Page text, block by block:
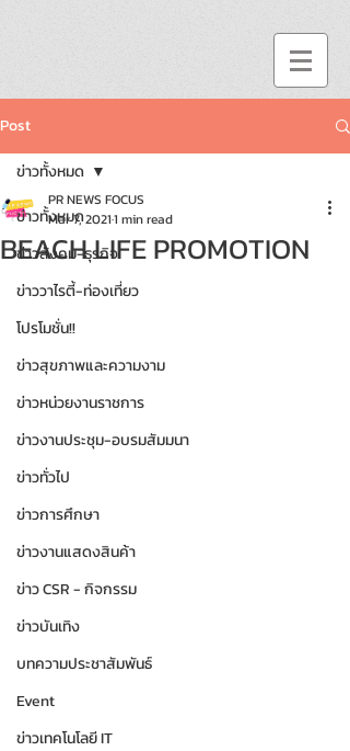
Post
ข่าวทั้งหมด
ข่าวสังคม-ธุรกิจ
ข่าววาไรตี้-ท่องเที่ยว
โปรโมชั่น!!
ข่าวสุขภาพและความงาม
ข่าวหน่วยงานราชการ
ข่าวงานประชุม-อบรมสัมมนา
ข่าวทั่วไป
ข่าวการศึกษา
ข่าวงานแสดงสินค้า
ข่าว CSR - กิจกรรม
ข่าวบันเทิง
บทความประชาสัมพันธ์
Event
ข่าวเทคโนโลยี IT
ข่าวทั้งหมด
BEACH LIFE PROMOTION
PR NEWS FOCUS
Mar 7, 20211 min read